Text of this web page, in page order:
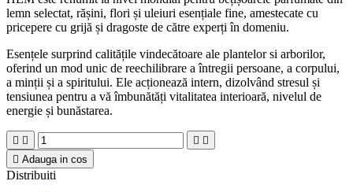
lemn selectat, rășini, flori și uleiuri esențiale fine, amestecate cu
pricepere cu grijă și dragoste de către experți în domeniu.
Esențele surprind calitățile vindecătoare ale plantelor si arborilor,
oferind un mod unic de reechilibrare a întregii persoane, a corpului,
a minții și a spiritului. Ele acționează intern, dizolvând stresul și
tensiunea pentru a vă îmbunătăți vitalitatea interioară, nivelul de
energie și bunăstarea.
   
 Adauga in cos
Distribuiti